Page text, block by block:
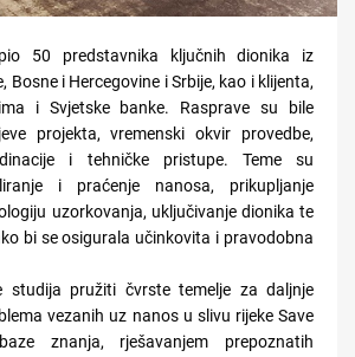
50 predstavnika ključnih dionika iz
Bosne i Hercegovine i Srbije, kao i klijenta,
i Svjetske banke. Rasprave su bile
projekta, vremenski okvir provedbe,
i tehničke pristupe. Teme su
i praćenje nanosa, prikupljanje
uzorkovanja, uključivanje dionika te
bi se osigurala učinkovita i pravodobna
studija pružiti čvrste temelje za daljnje
vezanih uz nanos u slivu rijeke Save
znanja, rješavanjem prepoznatih